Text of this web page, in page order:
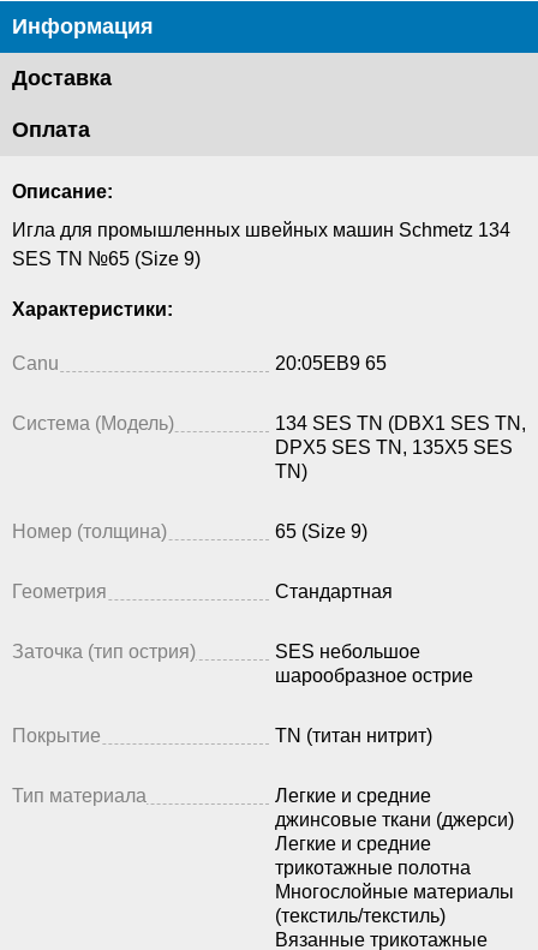
Информация
Доставка
Оплата
Описание:
Игла для промышленных швейных машин Schmetz 134
SES TN №65 (Size 9)
Характеристики:
Canu 20:05EB9 65
Система (Модель)
134 SES TN (DBX1 SES TN,
DPX5 SES TN, 135X5 SES
TN)
Номер (толщина) 65 (Size 9)
Геометрия Стандартная
Заточка (тип острия)
SES небольшое
шарообразное острие
Покрытие TN (титан нитрит)
Тип материала
Легкие и средние
джинсовые ткани (джерси)
Легкие и средние
трикотажные полотна
Многослойные материалы
(текстиль/текстиль)
Вязанные трикотажные